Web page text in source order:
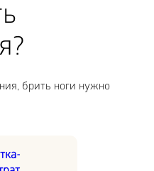
брить ноги нужно